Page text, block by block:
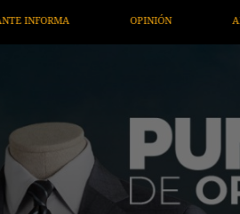
ARTE / ENTRETENIMIENTO